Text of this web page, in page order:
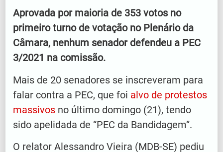
Aprovada por maioria de 353 votos no
primeiro turno de votação no Plenário da
Câmara, nenhum senador defendeu a PEC
3/2021 na comissão.
Mais de 20 senadores se inscreveram para
falar contra a PEC, que foi alvo de protestos
massivos no último domingo (21), tendo
sido apelidada de “PEC da Bandidagem”.
O relator Alessandro Vieira (MDB-SE) pediu